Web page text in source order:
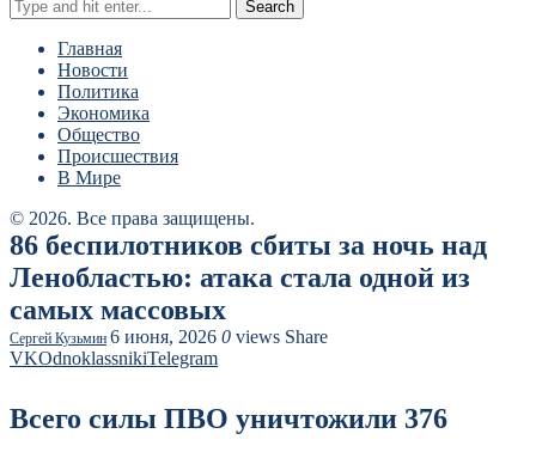
Search
Главная
Новости
Политика
Экономика
Общество
Происшествия
В Мире
© 2026. Все права защищены.
86 беспилотников сбиты за ночь над
Ленобластью: атака стала одной из
самых массовых
Сергей Кузьмин 6 июня, 2026 0 views Share
VKOdnoklassnikiTelegram
Всего силы ПВО уничтожили 376